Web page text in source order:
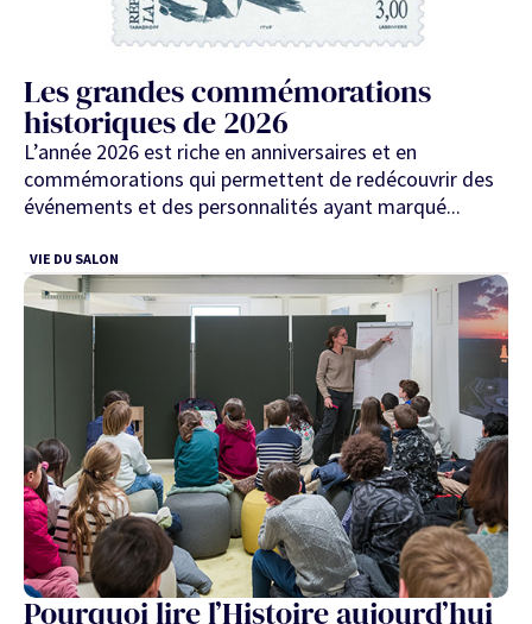
Les grandes commémorations
historiques de 2026
L’année 2026 est riche en anniversaires et en
commémorations qui permettent de redécouvrir des
événements et des personnalités ayant marqué...
VIE DU SALON
Pourquoi lire l’Histoire aujourd’hui